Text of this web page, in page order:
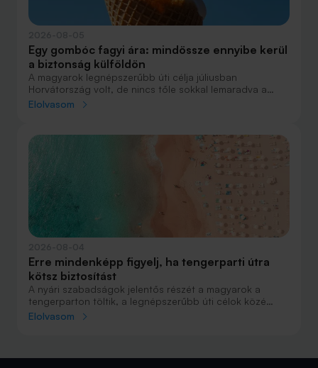
Egy gombóc fagyi ára: mindössze ennyibe kerül
a biztonság külföldön
A magyarok legnépszerűbb úti célja júliusban
Horvátország volt, de nincs tőle sokkal lemaradva a
júniust megnyerő Olaszország sem. A tengerparti
nyaralásnak, mint repülővel.
Elolvasom
Erre mindenképp figyelj, ha tengerparti útra
kötsz biztosítást
A nyári szabadságok jelentős részét a magyarok a
tengerparton töltik, a legnépszerűbb úti célok közé
Horvátország, Olaszország és Görögország tartozik. A
sokszor az utolsó pillanatra marad.
Elolvasom